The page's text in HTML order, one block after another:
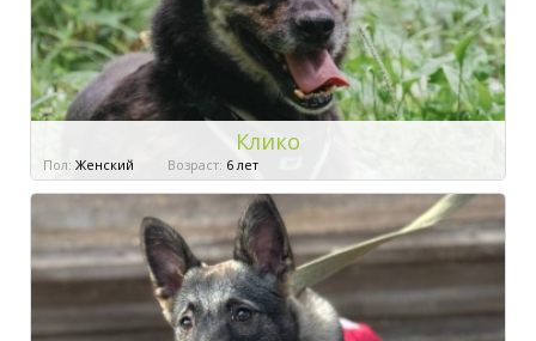
Клико
Пол: Женский Возраст: 6 лет